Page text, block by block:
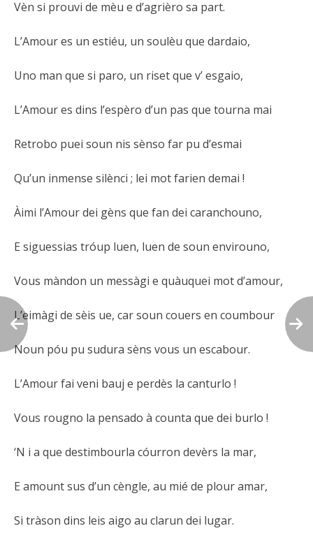
Vèn si prouvi de mèu e d’agrièro sa part.
L’Amour es un estiéu, un soulèu que dardaio,
Uno man que si paro, un riset que v’ esgaio,
L’Amour es dins l’espèro d’un pas que tourna mai
Retrobo puei soun nis sènso far pu d’esmai
Qu’un inmense silènci ; lei mot farien demai !
Àimi l’Amour dei gèns que fan dei caranchouno,
E siguessias tróup luen, luen de soun envirouno,
Vous màndon un messàgi e quàuquei mot d’amour,
L’eimàgi de sèis ue, car soun couers en coumbour
Noun póu pu sudura sèns vous un escabour.
L’Amour fai veni bauj e perdès la canturlo !
Vous rougno la pensado à counta que dei burlo !
‘N i a que destimbourla cóurron devèrs la mar,
E amount sus d’un cèngle, au mié de plour amar,
Si tràson dins leis aigo au clarun dei lugar.